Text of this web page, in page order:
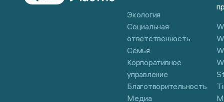
Экология
Социальная
ответственность
Семья
Корпоративное
управление
Благотворительность
Медиа